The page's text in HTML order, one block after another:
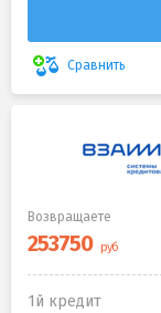
Сравнить
Возвращаете
1й кредит